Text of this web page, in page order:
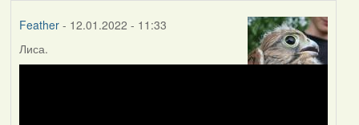
Feather- 12.01.2022 - 11:33
Лиса.